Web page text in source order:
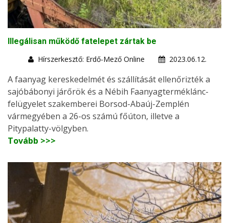
Illegálisan működő fatelepet zártak be
Hírszerkesztő: Erdő-Mező Online
2023.06.12.
A faanyag kereskedelmét és szállítását ellenőrizték a
sajóbábonyi járőrök és a Nébih Faanyagterméklánc-
felügyelet szakemberei Borsod-Abaúj-Zemplén
vármegyében a 26-os számú főúton, illetve a
Pitypalatty-völgyben.
Tovább >>>